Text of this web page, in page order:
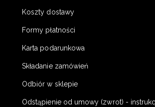
Koszty dostawy
Formy płatności
Karta podarunkowa
Składanie zamówień
Odbiór w sklepie
Odstąpienie od umowy (zwrot) -